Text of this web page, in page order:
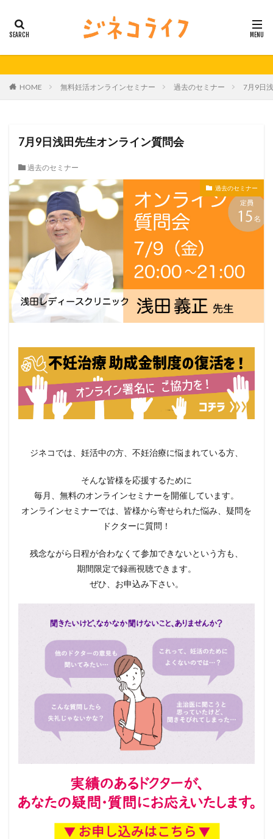
HOME 無料妊活オンラインセミナー 過去のセミナー 7月9日
7月9日浅田先生オンライン質問会
過去のセミナー
過去のセミナー
ジネコでは、妊活中の方、不妊治療に悩まれている方、
そんな皆様を応援するために
毎月、無料のオンラインセミナーを開催しています。
オンラインセミナーでは、皆様から寄せられた悩み、疑問を
ドクターに質問！
残念ながら日程が合わなくて参加できないという方も、
期間限定で録画視聴できます。
ぜひ、お申込み下さい。
男性不妊